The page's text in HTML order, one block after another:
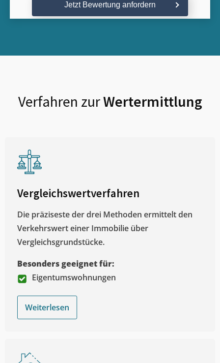
Jetzt Bewertung anfordern
Verfahren zurWertermittlung
Vergleichswertverfahren
Die präziseste der drei Methoden ermittelt den
Verkehrswert einer Immobilie über
Vergleichsgrundstücke.
Besonders geeignet für:
Eigentumswohnungen
Weiterlesen